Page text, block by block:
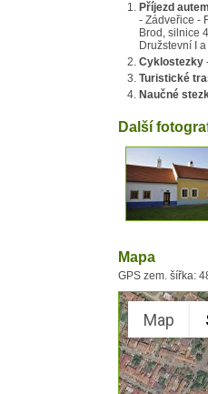
Příjezd autem
- Zádveřice -
Brod, silnice
Družstevní I
Cyklostezky
Turistické
Naučné
Další
Mapa
GPS zem. šířka:
Map